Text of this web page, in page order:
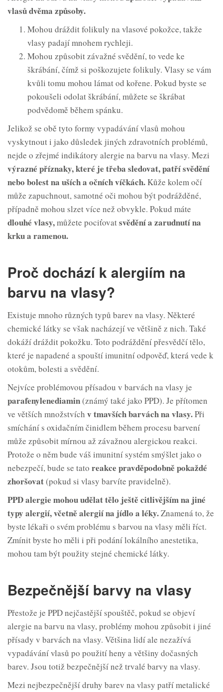
vlasů dvěma způsoby.
Mohou dráždit folikuly na vlasové pokožce, takže
vlasy padají mnohem rychleji.
Mohou způsobit závažné svědění, to vede ke
škrábání, čímž si poškozujete folikuly. Vlasy se vám
kvůli tomu mohou lámat od kořene. Pokud byste se
pokoušeli odolat škrábání, můžete se škrábat
podvědomě během spánku.
Jelikož se obě tyto formy vypadávání vlasů mohou
vyskytnout i jako důsledek jiných zdravotních problémů,
nejde o zřejmé indikátory alergie na barvu na vlasy. Mezi
výrazné příznaky, které je třeba sledovat, patří svědění
nebo bolest na uších a očních víčkách.Kůže kolem očí
může zapuchnout, samotné oči mohou být podrážděné,
případně mohou slzet více než obvykle. Pokud máte
dlouhé vlasy,můžete pociťovatsvědění a zarudnutí na
krku a ramenou.
Proč dochází k alergiím na
barvu na vlasy?
Existuje mnoho různých typů barev na vlasy. Některé
chemické látky se však nacházejí ve většině z nich. Také
dokáží dráždit pokožku. Toto podráždění přesvědčí tělo,
které je napadené a spouští imunitní odpověď, která vede k
otokům, bolesti a svědění.
Nejvíce problémovou přísadou v barvách na vlasy je
parafenylenediamin(známý také jako PPD). Je přítomen
ve větších množstvích v tmavších barvách na vlasy.Při
smíchání s oxidačním činidlem během procesu barvení
může způsobit mírnou až závažnou alergickou reakci.
Protože o něm bude váš imunitní systém smýšlet jako o
nebezpečí, bude se tato reakce pravděpodobně pokaždé
zhoršovat(pokud si vlasy barvíte pravidelně).
PPD alergie mohou udělat tělo ještě citlivějším na jiné
typy alergií, včetně alergií na jídlo a léky.Znamená to, že
byste lékaři o svém problému s barvou na vlasy měli říct.
Zmínit byste ho měli i při podání lokálního anestetika,
mohou tam být použity stejné chemické látky.
Bezpečnější barvy na vlasy
Přestože je PPD nejčastější spouštěč, pokud se objeví
alergie na barvu na vlasy, problémy mohou způsobit i jiné
přísady v barvách na vlasy. Většina lidí ale nezažívá
vypadávání vlasů po použití heny a většiny dočasných
barev. Jsou totiž bezpečnější než trvalé barvy na vlasy.
Mezi nejbezpečnější druhy barev na vlasy patří metalické